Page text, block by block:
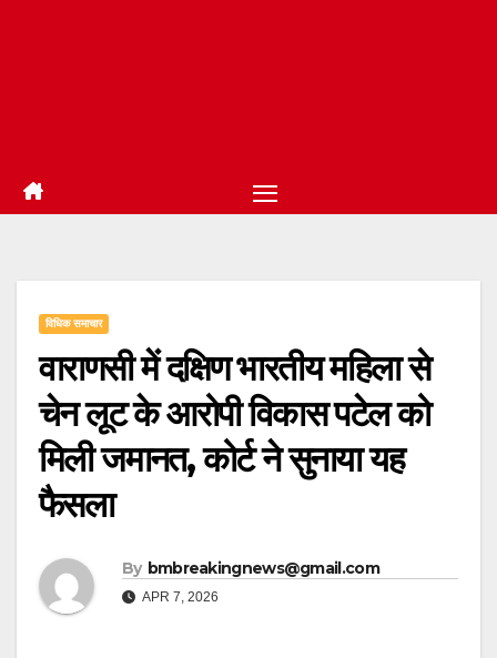
विधिक समाचार
वाराणसी में दक्षिण भारतीय महिला से
चेन लूट के आरोपी विकास पटेल को
मिली जमानत, कोर्ट ने सुनाया यह
फैसला
By bmbreakingnews@gmail.com
APR 7, 2026